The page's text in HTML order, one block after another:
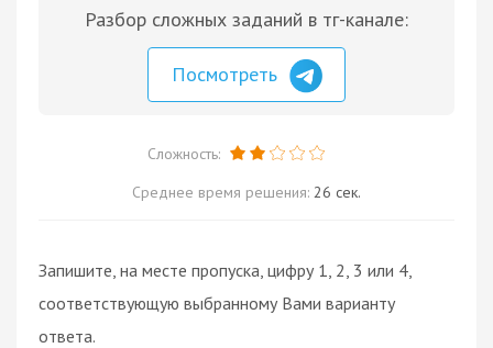
Разбор сложных заданий в тг-канале:
Посмотреть
Сложность:
Среднее время решения: 26 сек.
Запишите, на месте пропуска, цифру 1, 2, 3 или 4,
соответствующую выбранному Вами варианту
ответа.